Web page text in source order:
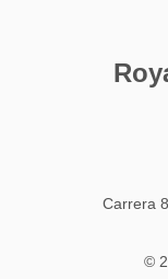
Carrera
©